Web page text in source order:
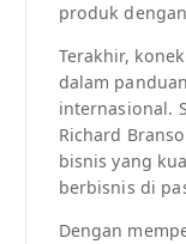
produk
Terakhir,
dalam
internasional.
Richard
bisnis yang
berbisnis di
Dengan